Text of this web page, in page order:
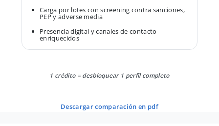
Carga por lotes con screening contra sanciones,
PEP y adverse media
Presencia digital y canales de contacto
enriquecidos
1 crédito = desbloquear 1 perfil completo
descargar comparación en pdf